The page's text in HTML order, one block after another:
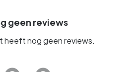
geen reviews
heeft nog geen reviews.